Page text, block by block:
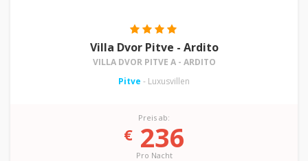
Villa Dvor Pitve - Ardito
VILLA DVOR PITVE A - ARDITO
Pitve - Luxusvillen
Preis ab:
€236
Pro Nacht